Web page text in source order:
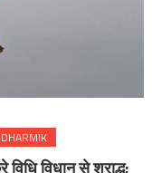
DHARMIK
विधान से श्राद्ध;